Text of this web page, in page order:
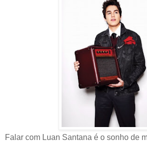
Falar com Luan Santana é o sonho de